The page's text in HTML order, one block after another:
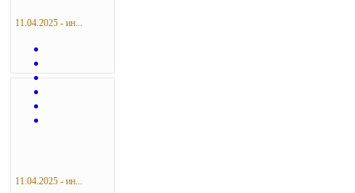
11.04.2025 - ин...
11.04.2025 - ин...